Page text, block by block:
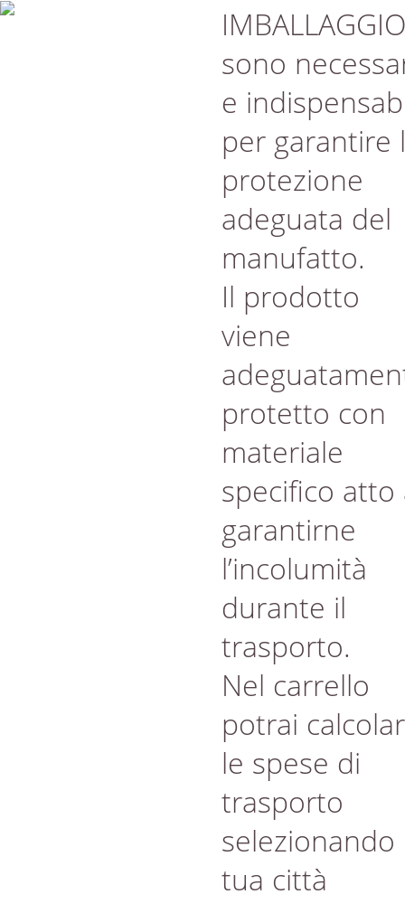
IMBALLAGGIO
sono
e
per garantire
protezione
adeguata del
manufatto.
Il prodotto
viene
protetto con
materiale
specifico atto
garantirne
l’incolumità
durante il
trasporto.
Nel carrello
potrai
le spese di
trasporto
selezionando
tua città